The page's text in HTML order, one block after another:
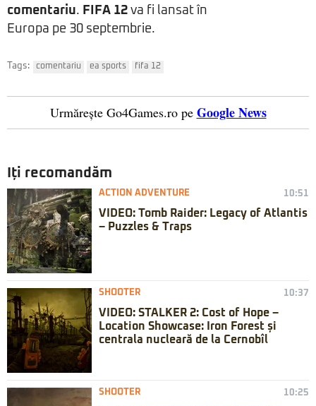
comentariu. FIFA 12 va fi lansat în
Europa pe 30 septembrie.
Tags: comentariu ea sports fifa 12
Urmărește Go4Games.ro pe Google News
Iți recomandăm
ACTION ADVENTURE 10:51
VIDEO: Tomb Raider: Legacy of Atlantis
– Puzzles & Traps
SHOOTER 10:37
VIDEO: STALKER 2: Cost of Hope –
Location Showcase: Iron Forest și
centrala nucleară de la Cernobîl
SHOOTER 10:25